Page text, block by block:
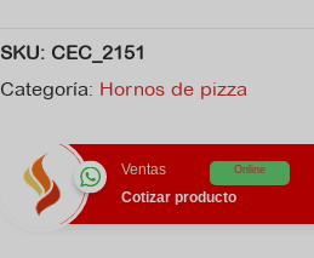
|
pizza
|
cantidad
SKU: CEC_2151
Categoría: Hornos de pizza
Ventas Online
Cotizar producto